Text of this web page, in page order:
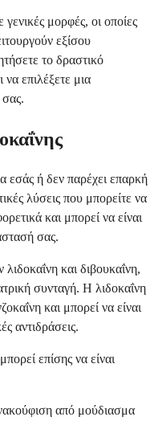
μορφές, οι οποίες
εξίσου
το δραστικό
να επιλέξετε μια
εσάς ή δεν παρέχει επαρκή
λύσεις που μπορείτε να
και μπορεί να είναι
σας.
και διβουκαΐνη,
συνταγή. Η λιδοκαΐνη
και μπορεί να είναι
αντιδράσεις.
επίσης να είναι
από μούδιασμα